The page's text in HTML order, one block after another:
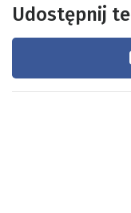
Udostępnij